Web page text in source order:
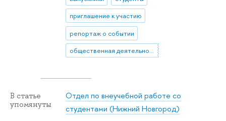
приглашение к участию
репортаж о событии
общественная деятельность
В статье
упомянуты
Отдел по внеучебной работе со
студентами (Нижний Новгород)